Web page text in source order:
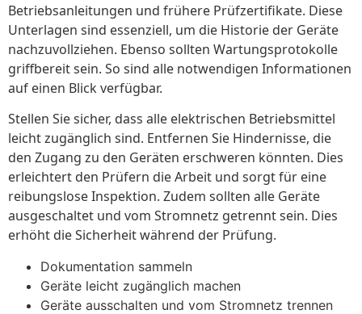
Betriebsanleitungen und frühere Prüfzertifikate. Diese
Unterlagen sind essenziell, um die Historie der Geräte
nachzuvollziehen. Ebenso sollten Wartungsprotokolle
griffbereit sein. So sind alle notwendigen Informationen
auf einen Blick verfügbar.
Stellen Sie sicher, dass alle elektrischen Betriebsmittel
leicht zugänglich sind. Entfernen Sie Hindernisse, die
den Zugang zu den Geräten erschweren könnten. Dies
erleichtert den Prüfern die Arbeit und sorgt für eine
reibungslose Inspektion. Zudem sollten alle Geräte
ausgeschaltet und vom Stromnetz getrennt sein. Dies
erhöht die Sicherheit während der Prüfung.
Dokumentation sammeln
Geräte leicht zugänglich machen
Geräte ausschalten und vom Stromnetz trennen